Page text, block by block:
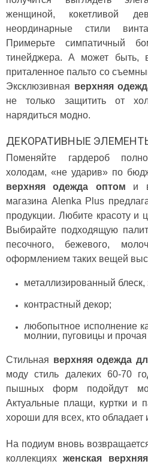
женщиной, кокетливой
неординарные стили
Примерьте симпатичный
тинейджера. А может быть,
приталенное пальто со
Эксклюзивная верхняя
не только защитить от
нарядиться модно.
ДЕКОРАТИВНЫЕ
Поменяйте гардероб
холодам, «не ударив» по
верхняя одежда оптом и в
магазина Alenka Plus
продукции. Любите красоту и
Выбирайте подходящую
песочного, бежевого,
оформлением таких вещей
металлизированный
контрастный декор;
любопытное исполнение
молнии, пуговицы и
Стильная верхняя одежда
моду стиль далеких 60-70
пышных форм подойдут
Актуальные плащи, куртки и
хороши для всех, кто обладает
На подиум вновь
коллекцияхженская